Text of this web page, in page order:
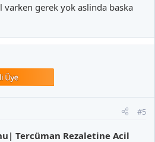
gerek yok aslinda baska
#5
Tercüman Rezaletine Acil